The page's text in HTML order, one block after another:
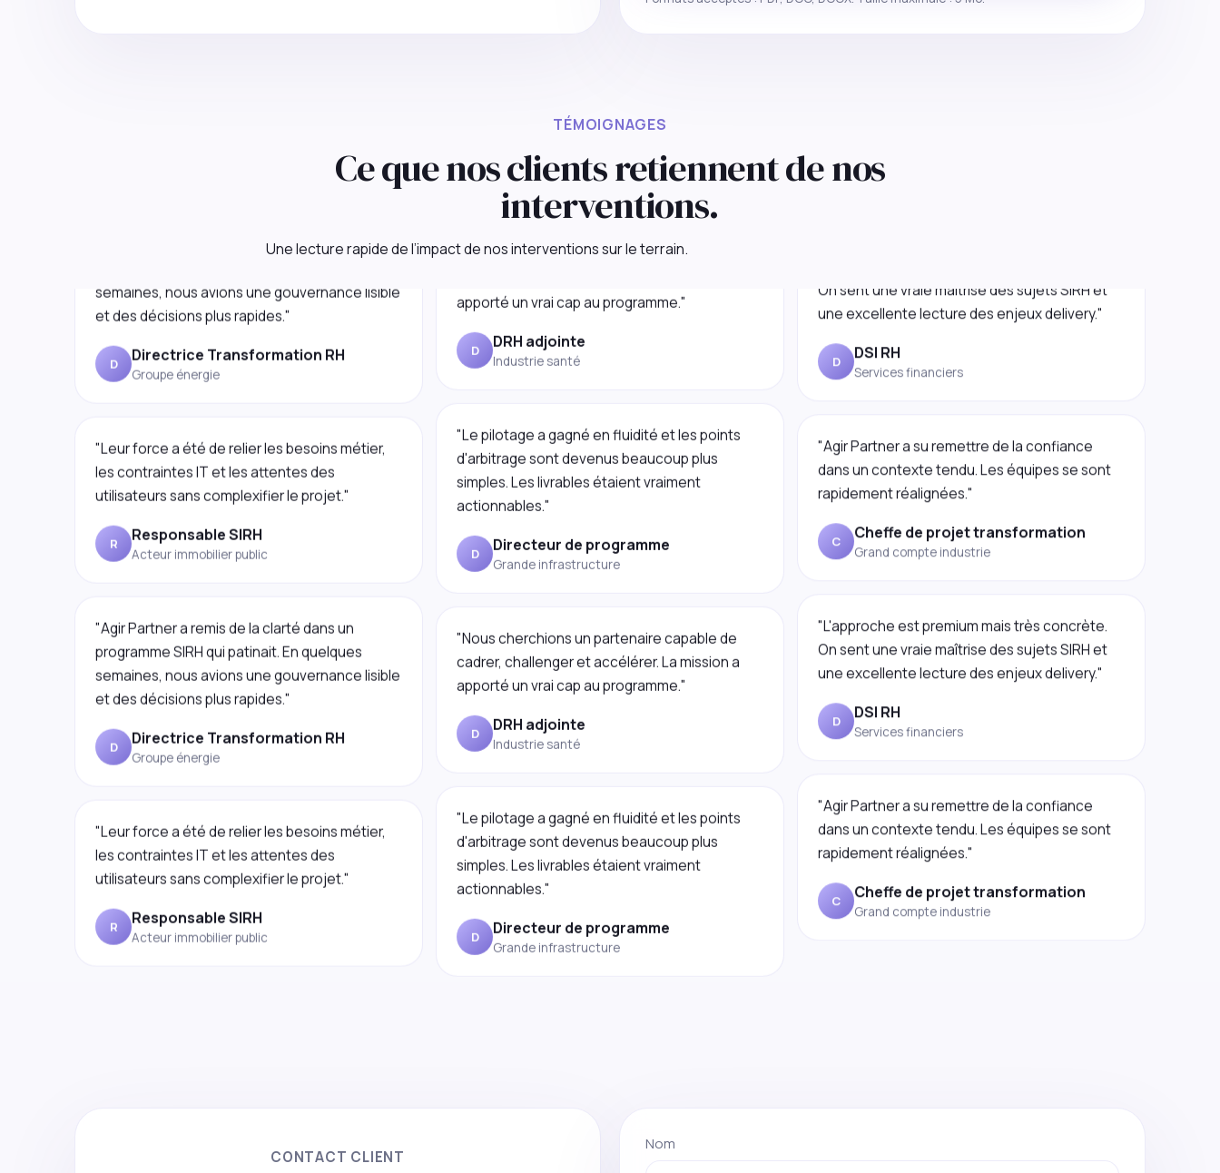
TÉMOIGNAGES
Ce que nos clients retiennent de nos
interventions.
Une lecture rapide de l’impact de nos interventions sur le terrain.
programme SIRH qui patinait. En quelques
et des décisions plus rapides."
Directrice Transformation RH
Groupe énergie
les contraintes IT et les attentes des
utilisateurs sans complexifier le projet."
Responsable SIRH
Acteur immobilier public
programme SIRH qui patinait. En quelques
semaines, nous avions une gouvernance lisible
et des décisions plus rapides."
Directrice Transformation RH
Groupe énergie
les contraintes IT et les attentes des
utilisateurs sans complexifier le projet."
Responsable SIRH
Acteur immobilier public
cadrer, challenger et accélérer. La mission a
Industrie santé
d'arbitrage sont devenus beaucoup plus
simples. Les livrables étaient vraiment
actionnables."
Grande infrastructure
cadrer, challenger et accélérer. La mission a
apporté un vrai cap au programme."
Industrie santé
d'arbitrage sont devenus beaucoup plus
simples. Les livrables étaient vraiment
actionnables."
Grande infrastructure
une excellente lecture des enjeux delivery."
D
Services financiers
dans un contexte tendu. Les équipes se sont
rapidement réalignées."
C
Grand compte industrie
On sent une vraie maîtrise des sujets SIRH et
une excellente lecture des enjeux delivery."
D
Services financiers
dans un contexte tendu. Les équipes se sont
rapidement réalignées."
C
Grand compte industrie
CONTACT CLIENT
Nom